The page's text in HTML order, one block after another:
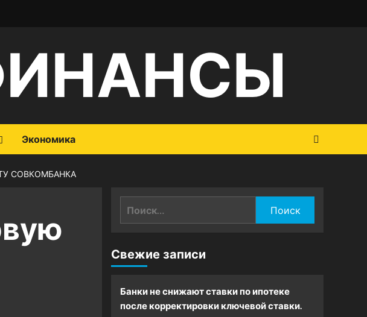
Экономика
СОВКОМБАНКА
Свежие записи
Банки не снижают ставки по ипотеке
после корректировки ключевой ставки.